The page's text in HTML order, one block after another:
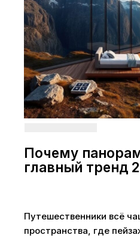
Почему
главный тренд
Путешественники всё
пространства, где